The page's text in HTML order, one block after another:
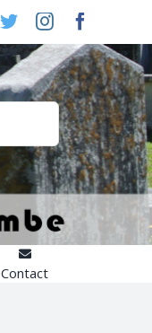
TwitterInstagram
Contact